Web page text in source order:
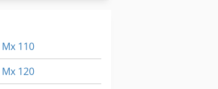
110
120